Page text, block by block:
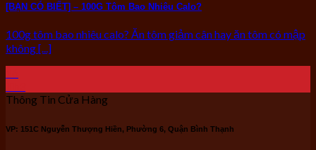
[BẠN CÓ BIẾT] – 100G Tôm Bao Nhiêu Calo?
100g tôm bao nhiêu calo? Ăn tôm giảm cân hay ăn tôm có mập
không [...]
Thông Tin Cửa Hàng
VP: 151C Nguyễn Thượng Hiền, Phường 6, Quận Bình Thạnh